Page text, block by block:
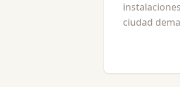
ciudad